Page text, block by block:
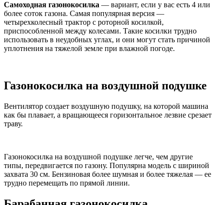
Самоходная газонокосилка — вариант, если у вас есть 4 или
более соток газона. Самая популярная версия —
четырехколесный трактор с роторной косилкой,
приспособленной между колесами. Такие косилки трудно
использовать в неудобных углах, и они могут стать причиной
уплотнения на тяжелой земле при влажной погоде.
Газонокосилка на воздушной подушке
Вентилятор создает воздушную подушку, на которой машина
как бы плавает, а вращающееся горизонтальное лезвие срезает
траву.
Газонокосилка на воздушной подушке легче, чем другие
типы, передвигается по газону. Популярна модель с шириной
захвата 30 см. Бензиновая более шумная и более тяжелая — ее
трудно перемещать по прямой линии.